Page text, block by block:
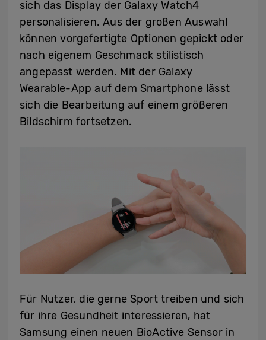
sich das Display der Galaxy Watch4
personalisieren. Aus der großen Auswahl
können vorgefertigte Optionen gepickt oder
nach eigenem Geschmack stilistisch
angepasst werden. Mit der Galaxy
Wearable-App auf dem Smartphone lässt
sich die Bearbeitung auf einem größeren
Bildschirm fortsetzen.
Für Nutzer, die gerne Sport treiben und sich
für ihre Gesundheit interessieren, hat
Samsung einen neuen BioActive Sensor in